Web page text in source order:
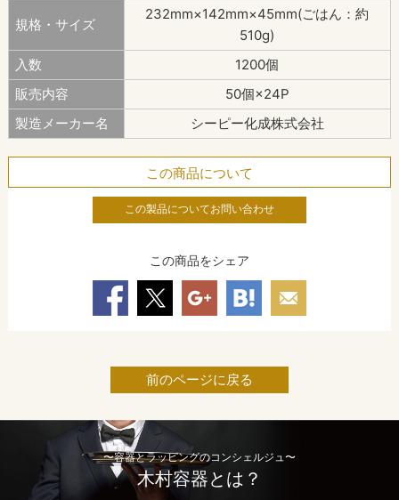
規格・サイズ
232mm×142mm×45mm(ごはん：約
510g)
入数
1200個
販売内容
50個×24P
製造メーカー名
シーピー化成株式会社
この商品について
この製品についてお問い合わせ
この商品をシェア
前のページに戻る
〜容器とラッピングのコンシェルジュ〜
木村容器とは？